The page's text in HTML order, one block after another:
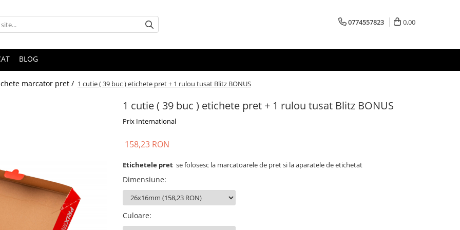
0774557823 0,00
BLOG
marcator pret / 1 cutie ( 39 buc ) etichete pret + 1 rulou tusat Blitz BONUS
1 cutie ( 39 buc ) etichete pret + 1 rulou tusat Blitz BONUS
Prix International
158,23 RON
Etichetele pret se folosesc la marcatoarele de pret si la aparatele de etichetat
Dimensiune:
Culoare: